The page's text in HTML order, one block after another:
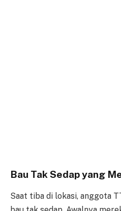
Bau Tak Sedap yang
Saat tiba di lokasi, anggota